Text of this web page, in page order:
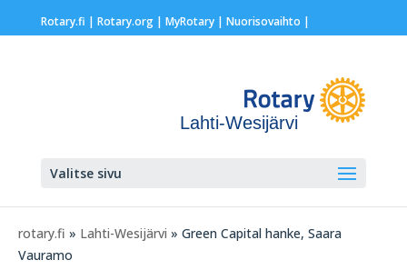
Rotary.fi | Rotary.org| MyRotary | Nuorisovaihto |
Lahti-Wesijärvi
Valitse sivu
rotary.fi » Lahti-Wesijärvi » Green Capital hanke, Saara
Vauramo